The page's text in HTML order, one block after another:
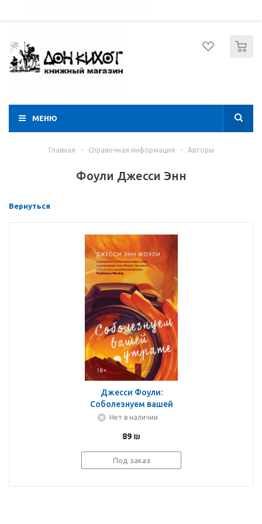
МЕНЮ
Главная - Справочная информация - Авторы
Фоули Джесси Энн
Вернуться
Джесси Фоули:
Соболезнуем вашей
утрате
Нет в наличии
89 ₪
Под заказ